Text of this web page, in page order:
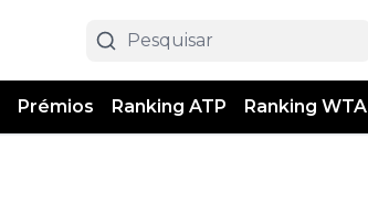
Prémios Ranking ATP Ranking WTA